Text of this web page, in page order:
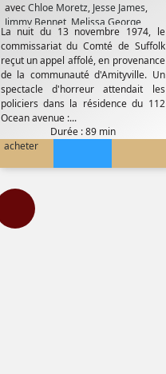
avecChloe Moretz, Jesse James,
Jimmy Bennet, Melissa George,
Philip Baker Hall,Rachel Nichols,
Ryan Reynolds
La nuit du 13 novembre 1974, le
commissariat du Comté de Suffolk
reçut un appel affolé, en provenance
de la communauté d'Amityville. Un
spectacle d'horreur attendait les
policiers dans la résidence du 112
Ocean avenue :...
Durée : 89 min
acheter